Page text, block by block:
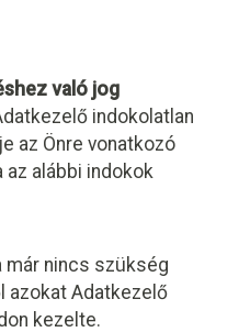
való jog
indokolatlan
az Önre vonatkozó
az alábbi indokok
már nincs szükség
azokat Adatkezelő
kezelte.